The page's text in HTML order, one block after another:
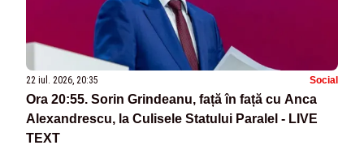
22 iul. 2026, 20:35 Social
Ora 20:55. Sorin Grindeanu, față în față cu Anca
Alexandrescu, la Culisele Statului Paralel - LIVE
TEXT